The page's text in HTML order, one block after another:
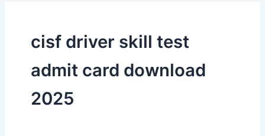
cisf driver skill test
admit card download
2025